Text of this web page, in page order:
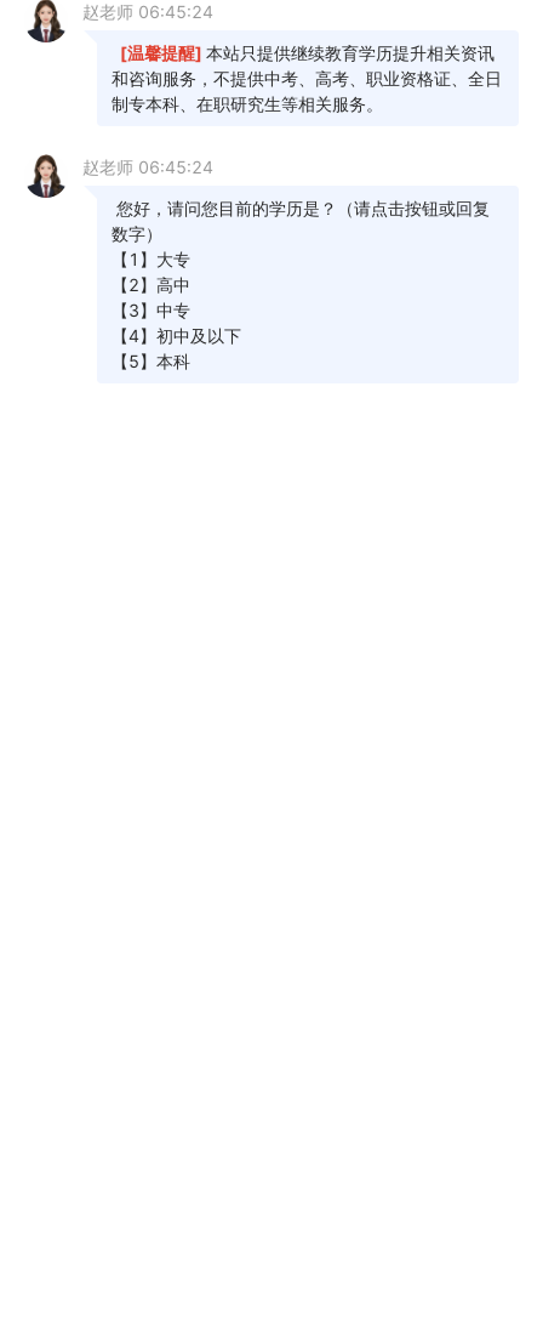
平台”)进行报名、报考，并在网上缴纳报名考试费。
网上缴费必须在报考当日的21：00前完成，逾期视
为放弃当日的报考。考生报考成功的标志是所报考
必须由本人自1月22日至2月5日登录“湖南自考服务
平台”进行身份实名验证。
2.考生可根据各市州、县(市、区)(以下简称“考
区”)的考位供给情况选择考区报考，且只选择同一考
区报考本人当次可考的全部课程。考生报考时确认